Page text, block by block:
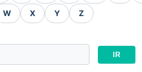
W X Y Z